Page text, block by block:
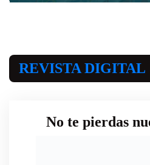
REVISTA DIGITAL
No te pierdas